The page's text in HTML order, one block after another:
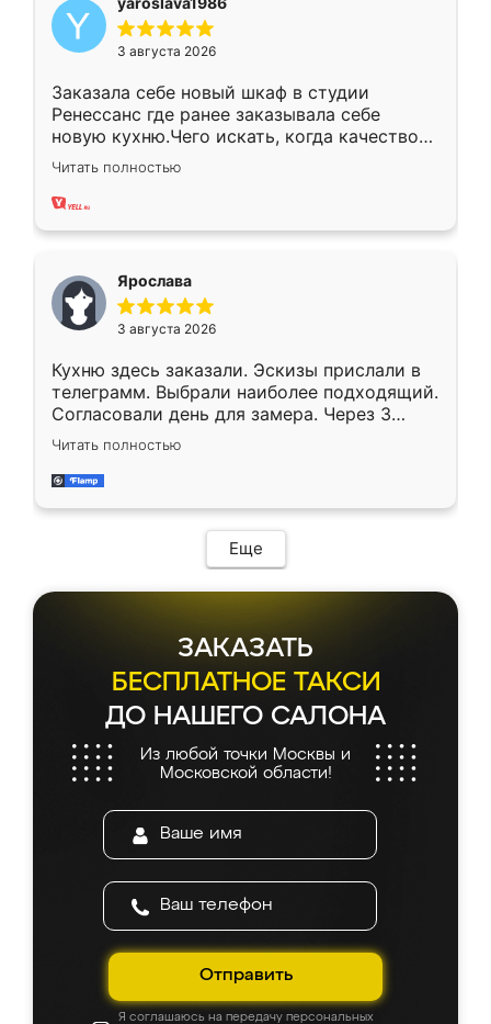
3 августа 2026
Заказала себе новый шкаф в студии
Ренессанс где ранее заказывала себе
новую кухню.Чего искать, когда качеством
вполне довольна. Служит кухня уже почти
два года, нареканий нет.
Читать полностью
Ярослава
3 августа 2026
Кухню здесь заказали. Эскизы прислали в
телеграмм. Выбрали наиболее подходящий.
Согласовали день для замера. Через 3
недели кухня была уже готова. Остались
довольны работой. Спасибо Ренессанс
мебель за качественную работу!
Читать полностью
Еще
ЗАКАЗАТЬ
БЕСПЛАТНОЕ ТАКСИ
ДО НАШЕГО САЛОНА
Из любой точки Москвы и
Московской области!
Отправить
Я соглашаюсь на передачу персональных